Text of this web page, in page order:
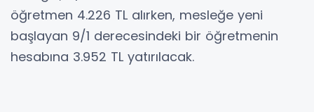
öğretmen 4.226 TL alırken, mesleğe yeni
başlayan 9/1 derecesindeki bir öğretmenin
hesabına 3.952 TL yatırılacak.